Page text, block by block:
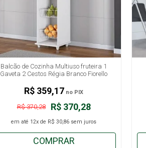
Balcão de Cozinha Multiuso fruteira 1
Gaveta 2 Cestos Régia Branco Fiorello
R$ 370,28
R$ 370,28
em até 12x de R$ 30,86 sem juros
R$ 359,17 no PIX
COMPRAR